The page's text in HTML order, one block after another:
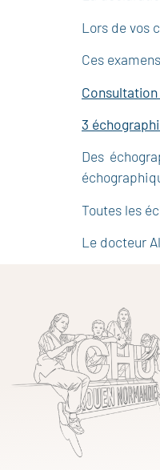
Lors de vos
Ces
Consultation
3
Des
Toutes les
Le docteur